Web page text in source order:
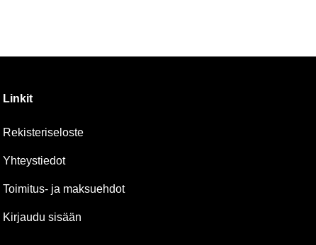
Linkit
Rekisteriseloste
Yhteystiedot
Toimitus- ja maksuehdot
Kirjaudu sisään